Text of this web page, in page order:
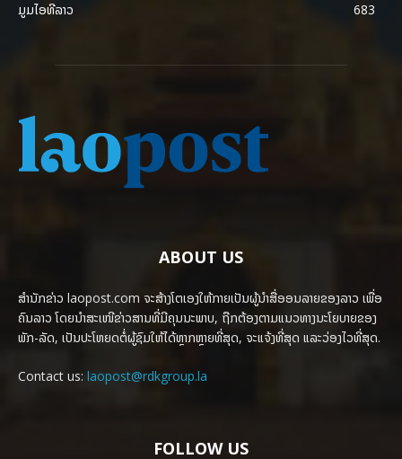
ມູມໄອທີລາວ
683
ABOUT US
ສຳນັກຂ່າວ laopost.com ຈະສ້າງໂຕເອງໃຫ້ກາຍເປັນຜູ້ນຳສື່ອອນລາຍຂອງລາວ ເພື່ອ
ຄົນລາວ ໂດຍນຳສະເໜີຂ່າວສານທີ່ມີຄຸນນະພາບ, ຖືກຕ້ອງຕາມແນວທາງນະໂຍບາຍຂອງ
ພັກ-ລັດ, ເປັນປະໂຫຍດຕໍ່ຜູ້ຊົມໃຫ້ໄດ້ຫຼາກຫຼາຍທີ່ສຸດ, ຈະແຈ້ງທີ່ສຸດ ແລະວ່ອງໄວທີ່ສຸດ.
Contact us: laopost@rdkgroup.la
FOLLOW US